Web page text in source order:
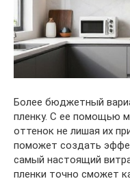
Более бюджетный
пленку. С ее помощью
оттенок не лишая их
поможет создать
самый настоящий
пленки точно сможет